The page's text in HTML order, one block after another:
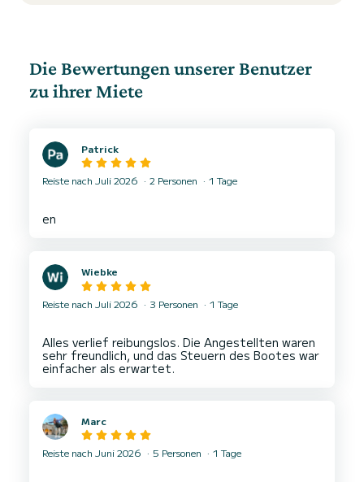
Die Bewertungen unserer Benutzer
zu ihrer Miete
Patrick
Reiste nach Juli 2026 2 Personen 1 Tage
Wiebke
Reiste nach Juli 2026 3 Personen 1 Tage
Alles verlief reibungslos. Die Angestellten waren
sehr freundlich, und das Steuern des Bootes war
Marc
Reiste nach Juni 2026 5 Personen 1 Tage